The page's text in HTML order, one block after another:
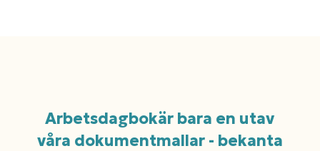
Arbetsdagbokär bara en utav
våra dokumentmallar - bekanta